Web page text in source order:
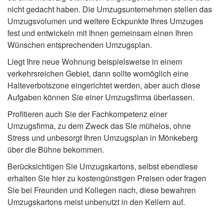
nicht gedacht haben. Die Umzugsunternehmen stellen das
Umzugsvolumen und weitere Eckpunkte Ihres Umzuges
fest und entwickeln mit Ihnen gemeinsam einen Ihren
Wünschen entsprechenden Umzugsplan.
Liegt Ihre neue Wohnung beispielsweise in einem
verkehrsreichen Gebiet, dann sollte womöglich eine
Halteverbotszone eingerichtet werden, aber auch diese
Aufgaben können Sie einer Umzugsfirma überlassen.
Profitieren auch Sie der Fachkompetenz einer
Umzugsfirma, zu dem Zweck das Sie mühelos, ohne
Stress und unbesorgt Ihren Umzugsplan in Mönkeberg
über die Bühne bekommen.
Berücksichtigen Sie Umzugskartons, selbst ebendiese
erhalten Sie hier zu kostengünstigen Preisen oder fragen
Sie bei Freunden und Kollegen nach, diese bewahren
Umzugskartons meist unbenutzt in den Kellern auf.